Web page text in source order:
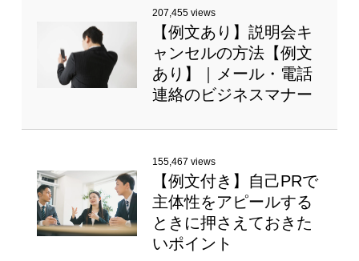
207,455 views
【例文あり】説明会キ
ャンセルの方法【例文
あり】｜メール・電話
連絡のビジネスマナー
155,467 views
【例文付き】自己PRで
主体性をアピールする
ときに押さえておきた
いポイント